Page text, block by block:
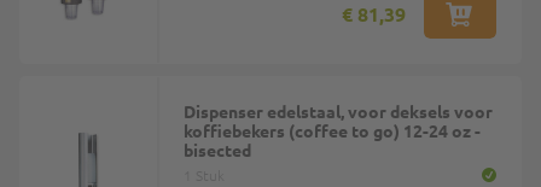
€ 81,39
Dispenser edelstaal, voor deksels voor
koffiebekers (coffee to go) 12-24 oz -
bisected